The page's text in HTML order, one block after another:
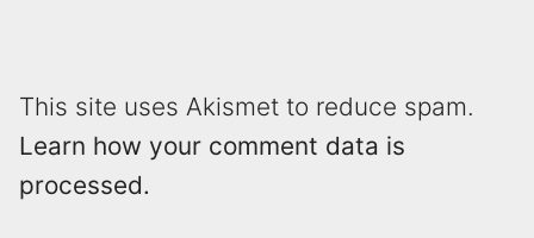
This site uses Akismet to reduce spam.
Learn how your comment data is
processed.